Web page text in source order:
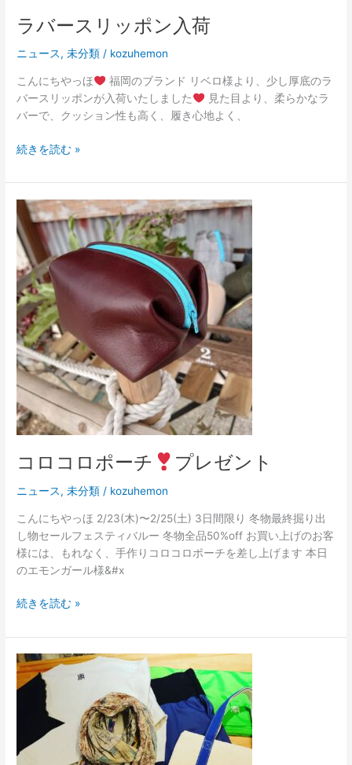
ラバースリッポン入荷
ニュース,未分類 / kozuhemon
こんにちやっほ
福岡のブランド リベロ様より、少し厚底のラ
バースリッポンが入荷いたしました
見た目より、柔らかなラ
バーで、クッション性も高く、履き心地よく、
続きを読む »
コロコロポーチ プレゼント
ニュース,未分類 / kozuhemon
こんにちやっほ 2/23(木)〜2/25(土) 3日間限り 冬物最終掘り出
し物セールフェスティバルー 冬物全品50%off お買い上げのお客
様には、もれなく、手作りコロコロポーチを差し上げます 本日
のエモンガール様&#x
コ
ロ
コ
ロ
ポ
ー
チ
プ
レ
ゼ
ト
続きを読む »
フ
リ
袋